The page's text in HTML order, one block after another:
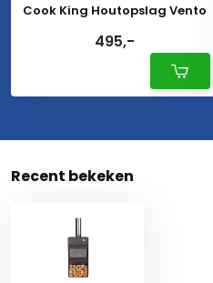
Cook King Houtopslag Vento
495,-
Recent bekeken